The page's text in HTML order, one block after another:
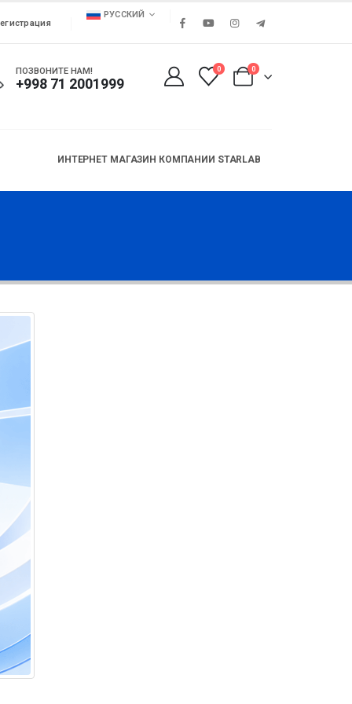
РУССКИЙ
ПОЗВОНИТЕ НАМ!
+998 71 2001999
0 0
ИНТЕРНЕТ МАГАЗИН КОМПАНИИ STARLAB